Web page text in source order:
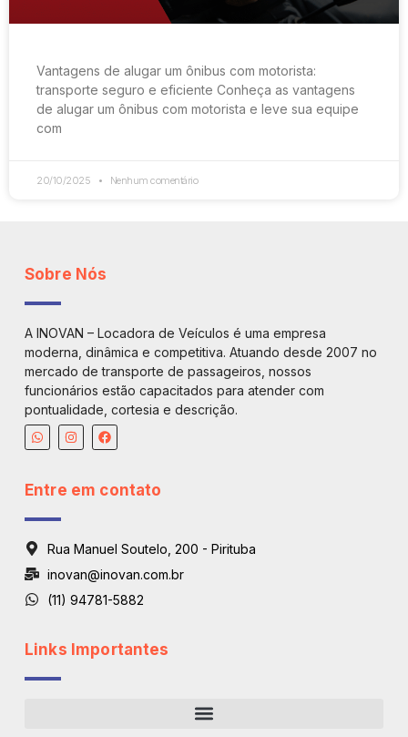
Vantagens de alugar um ônibus com motorista:
transporte seguro e eficiente Conheça as vantagens
de alugar um ônibus com motorista e leve sua equipe
com
20/10/2025 Nenhum comentário
Sobre Nós
A INOVAN – Locadora de Veículos é uma empresa
moderna, dinâmica e competitiva. Atuando desde 2007 no
mercado de transporte de passageiros, nossos
funcionários estão capacitados para atender com
pontualidade, cortesia e descrição.
Entre em contato
Rua Manuel Soutelo, 200 - Pirituba
inovan@inovan.com.br
(11) 94781-5882
Links Importantes